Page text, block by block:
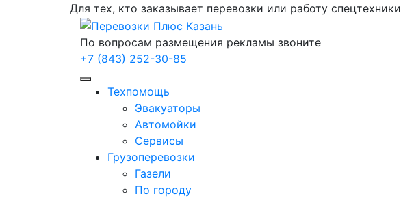
Для тех, кто заказывает перевозки или работу спецтехники
По вопросам размещения рекламы звоните
+7 (843) 252-30-85
Техпомощь
Эвакуаторы
Автомойки
Сервисы
Грузоперевозки
Газели
По городу